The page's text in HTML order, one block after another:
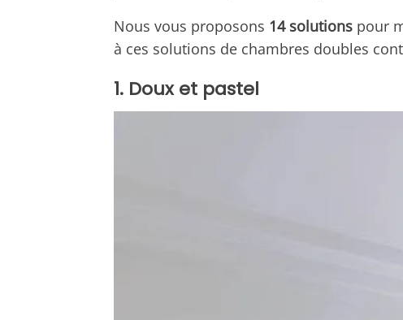
Nous vous proposons 14 solutions pour
à ces solutions de chambres doubles
1. Doux et pastel